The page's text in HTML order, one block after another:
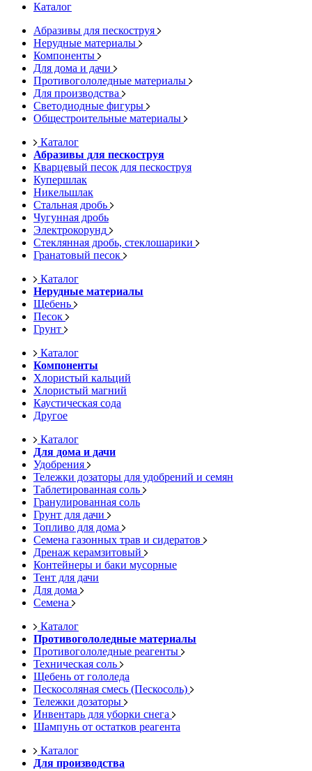
Каталог
Абразивы для пескоструя
Нерудные материалы
Компоненты
Для дома и дачи
Противогололедные материалы
Для производства
Светодиодные фигуры
Общестроительные материалы
Каталог
Абразивы для пескоструя
Кварцевый песок для пескоструя
Купершлак
Никельшлак
Стальная дробь
Чугунная дробь
Электрокорунд
Стеклянная дробь, стеклошарики
Гранатовый песок
Каталог
Нерудные материалы
Щебень
Песок
Грунт
Каталог
Компоненты
Хлористый кальций
Хлористый магний
Каустическая сода
Другое
Каталог
Для дома и дачи
Удобрения
Тележки дозаторы для удобрений и семян
Таблетированная соль
Гранулированная соль
Грунт для дачи
Топливо для дома
Семена газонных трав и сидератов
Дренаж керамзитовый
Контейнеры и баки мусорные
Тент для дачи
Для дома
Семена
Каталог
Противогололедные материалы
Противогололедные реагенты
Техническая соль
Щебень от гололеда
Пескосоляная смесь (Пескосоль)
Тележки дозаторы
Инвентарь для уборки снега
Шампунь от остатков реагента
Каталог
Для производства